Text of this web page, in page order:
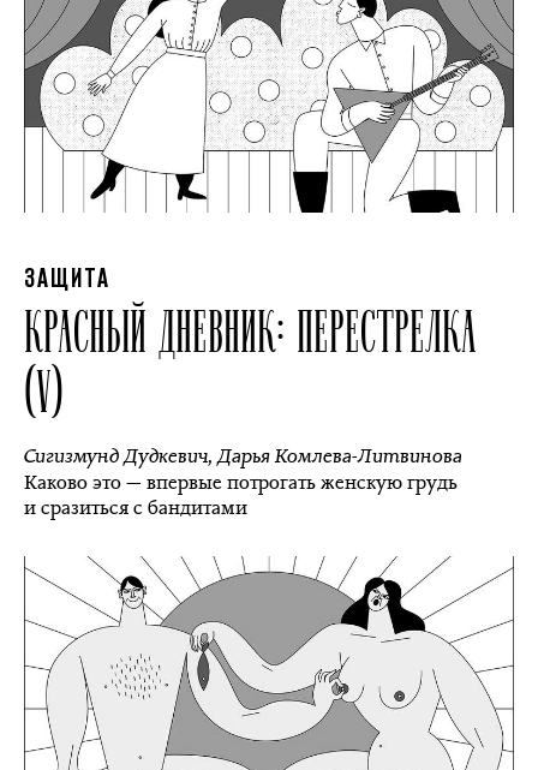
ЗАЩИТА
КРАСНЫЙ ДНЕВНИК: ПЕРЕСТРЕЛКА
(V)
Сигизмунд Дудкевич,Дарья Комлева-Литвинова
Каково это — впервые потрогать женскую грудь
и сразиться с бандитами